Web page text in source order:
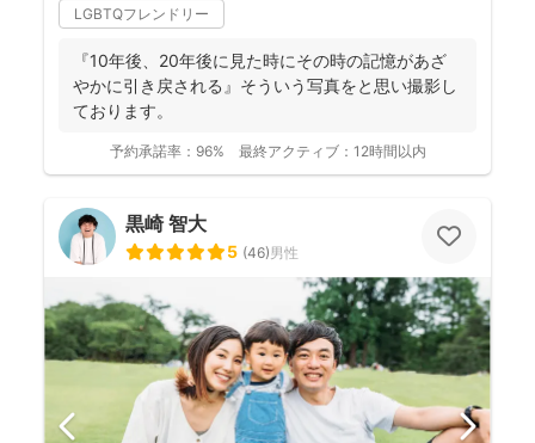
LGBTQフレンドリー
『10年後、20年後に見た時にその時の記憶があざ
やかに引き戻される』そういう写真をと思い撮影し
ております。
予約承諾率： 96% 最終アクティブ： 12時間以内
黒崎 智大
5 (46)男性